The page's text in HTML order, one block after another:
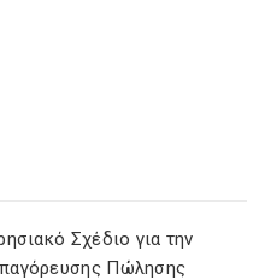
Σχέδιο για την
Πώλησης